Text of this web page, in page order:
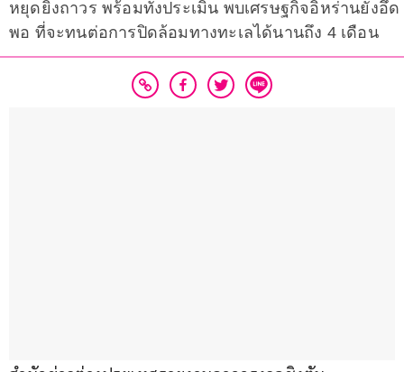
หยุดยิงถาวร พร้อมทั้งประเมิน พบเศรษฐกิจอิหร่านยังอึด
พอ ที่จะทนต่อการปิดล้อมทางทะเลได้นานถึง 4 เดือน